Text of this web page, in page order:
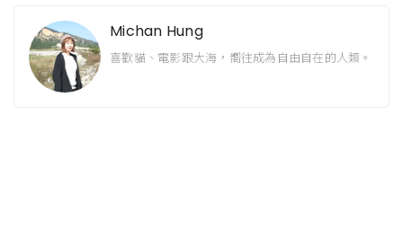
Michan Hung
喜歡貓、電影跟大海，嚮往成為自由自在的人類。